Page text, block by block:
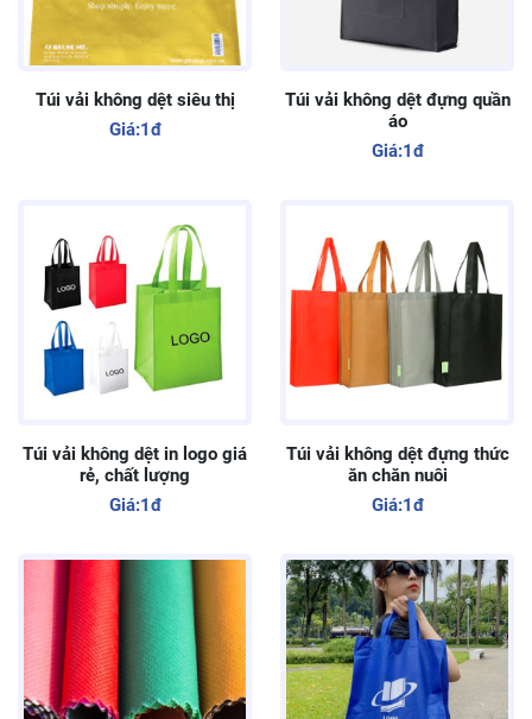
Túi vải không dệt siêu thị
Giá:1đ
Túi vải không dệt đựng quần
áo
Giá:1đ
Túi vải không dệt in logo giá
rẻ, chất lượng
Giá:1đ
Túi vải không dệt đựng thức
ăn chăn nuôi
Giá:1đ